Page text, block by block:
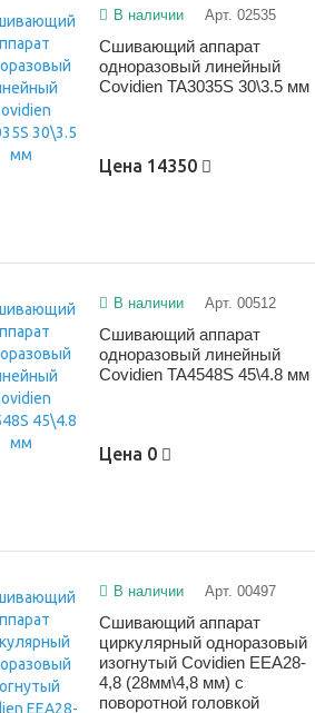
В наличии Арт. 02535
Сшивающий аппарат
одноразовый линейный
Covidien TA3035S 30\3.5 мм
Цена 14350
В наличии Арт. 00512
Сшивающий аппарат
одноразовый линейный
Covidien TA4548S 45\4.8 мм
Цена 0
В наличии Арт. 00497
Сшивающий аппарат
циркулярный одноразовый
изогнутый Covidien EEA28-
4,8 (28мм\4,8 мм) с
поворотной головкой